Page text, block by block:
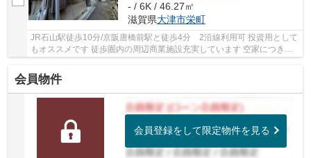
- / 6K / 46.27㎡
滋賀県大津市栄町
JR石山駅徒歩10分/京阪唐橋前駅と徒歩4分 2沿線利用可 投資用として
もオススメです 徒歩圏内の周辺商業施設充実しています 空家につき即
会員物件
会員登録をして限定物件を見る